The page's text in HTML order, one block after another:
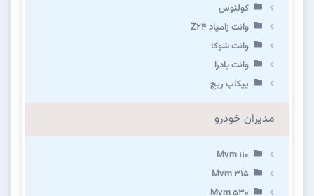
كولئوس
وانت زامیاد Z24
وانت شوکا
وانت پادرا
پیکاپ ریچ
مدیران خودرو
Mvm 110
Mvm 315